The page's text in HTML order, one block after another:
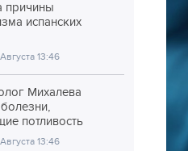
причины
испанских
13:46
Михалева
потливость
13:46